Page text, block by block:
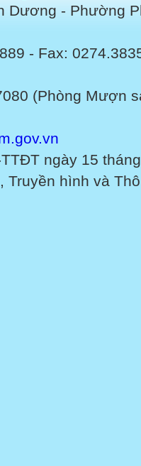
Dương - Phường
- Fax:
Mượn sách
ngày 15
Truyền hình và